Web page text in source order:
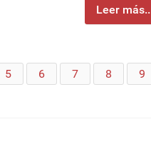
Leer
5 6 7 8 9